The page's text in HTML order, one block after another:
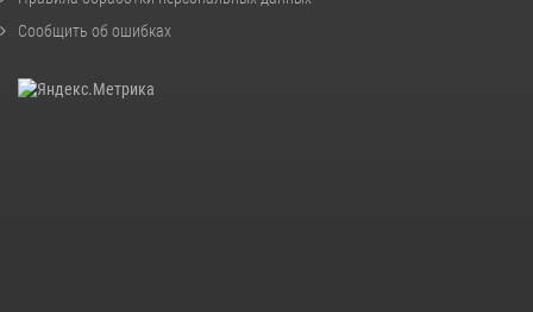
Сообщить об ошибках